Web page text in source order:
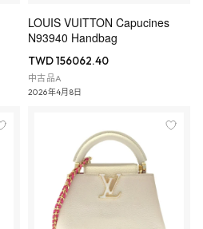
LOUIS VUITTON Capucines
N93940 Handbag
TWD 156062.40
中古品A
2026年4月8日